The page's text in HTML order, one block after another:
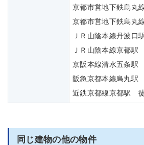
京都市営地下鉄烏丸
京都市営地下鉄烏丸
ＪＲ山陰本線丹波
ＪＲ山陰本線京都
京阪本線清水五条駅
阪急京都本線烏丸
近鉄京都線京都駅
同じ建物の他の物件